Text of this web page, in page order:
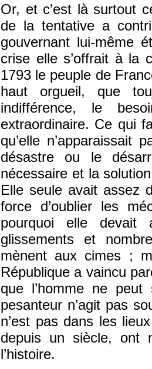
Or, et c’est là surtout
de la tentative a
gouvernant lui-même
crise elle s’offrait à la
1793 le peuple de
haut orgueil, que
indifférence, le
extraordinaire. Ce qui
qu’elle n’apparaissait
désastre ou le
nécessaire et la
Elle seule avait assez
force d’oublier les
pourquoi elle
glissements et
mènent aux cimes ;
République a vaincu
que l’homme ne
pesanteur n’agit pas
n’est pas dans les
depuis un siècle, ont
l’histoire.